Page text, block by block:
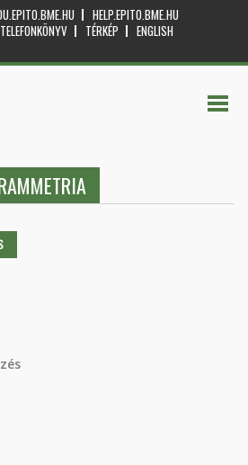
HELP.EPITO.BME.HU
TELEFONKÖNYV TÉRKÉP
ENGLISH